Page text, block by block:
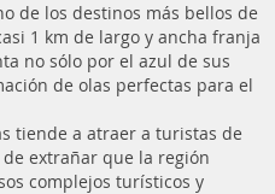
de los destinos más bellos de
1 km de largo y ancha franja
no sólo por el azul de sus
de olas perfectas para el
tiende a atraer a turistas de
extrañar que la región
complejos turísticos y